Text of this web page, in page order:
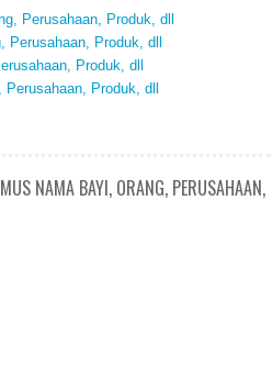
Perusahaan, Produk, dll
Produk, dll
Produk, dll
Produk, dll
NAMA BAYI, ORANG, PERUSAHAAN,